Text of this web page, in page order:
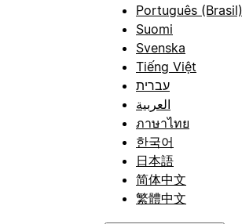
Português (Brasil)
Suomi
Svenska
Tiếng Việt
עברית
العربية
ภาษาไทย
한국어
日本語
简体中文
繁體中文